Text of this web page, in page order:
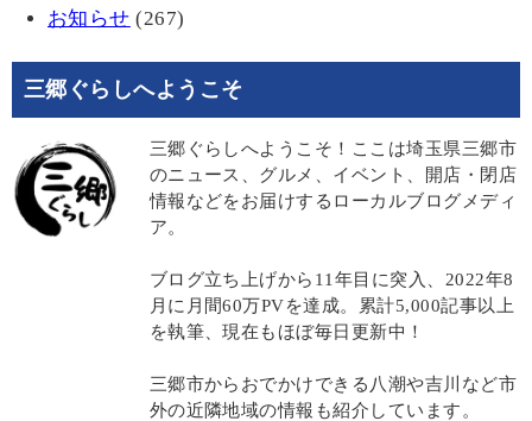
お知らせ (267)
三郷ぐらしへようこそ
三郷ぐらしへようこそ！ここは埼玉県三郷市
のニュース、グルメ、イベント、開店・閉店
情報などをお届けするローカルブログメディ
ア。
ブログ立ち上げから11年目に突入、2022年8
月に月間60万PVを達成。累計5,000記事以上
を執筆、現在もほぼ毎日更新中！
三郷市からおでかけできる八潮や吉川など市
外の近隣地域の情報も紹介しています。